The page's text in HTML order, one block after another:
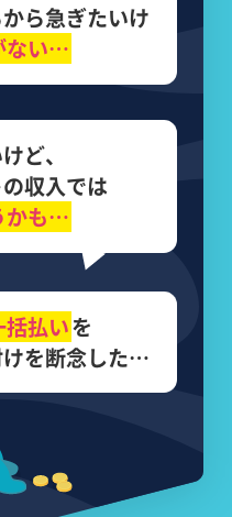
ら急ぎたいけ
ない…
ど、
収入では
かも…
括払いを
を断念した…